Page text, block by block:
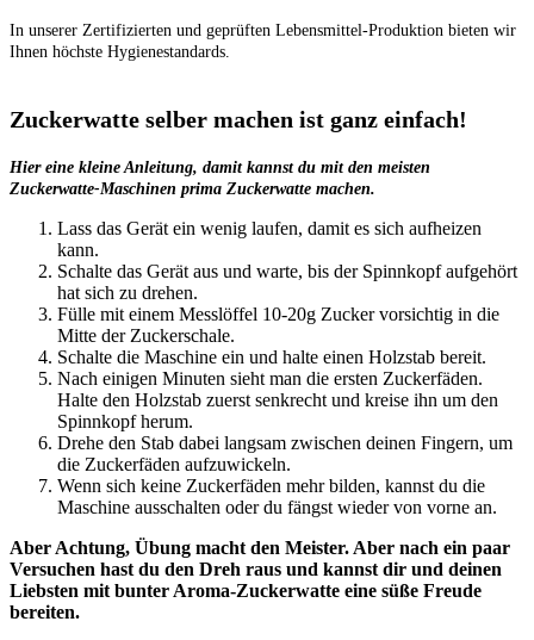
In unserer Zertifizierten und geprüften Lebensmittel-Produktion bieten wir
Ihnen höchste Hygienestandards.
Zuckerwatte selber machen ist ganz einfach!
Hier eine kleine Anleitung, damit kannst du mit den meisten
Zuckerwatte-Maschinen prima Zuckerwatte machen.
Lass das Gerät ein wenig laufen, damit es sich aufheizen
kann.
Schalte das Gerät aus und warte, bis der Spinnkopf aufgehört
hat sich zu drehen.
Fülle mit einem Messlöffel 10-20g Zucker vorsichtig in die
Mitte der Zuckerschale.
Schalte die Maschine ein und halte einen Holzstab bereit.
Nach einigen Minuten sieht man die ersten Zuckerfäden.
Halte den Holzstab zuerst senkrecht und kreise ihn um den
Spinnkopf herum.
Drehe den Stab dabei langsam zwischen deinen Fingern, um
die Zuckerfäden aufzuwickeln.
Wenn sich keine Zuckerfäden mehr bilden, kannst du die
Maschine ausschalten oder du fängst wieder von vorne an.
Aber Achtung, Übung macht den Meister. Aber nach ein paar
Versuchen hast du den Dreh raus und kannst dir und deinen
Liebsten mit bunter Aroma-Zuckerwatte eine süße Freude
bereiten.